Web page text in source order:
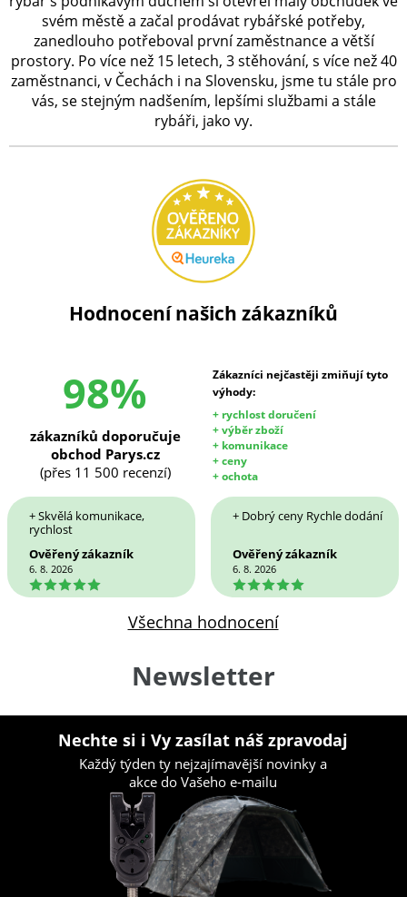
svém městě a začal prodávat rybářské potřeby,
zanedlouho potřeboval první zaměstnance a větší
prostory. Po více než 15 letech, 3 stěhování, s více než 40
zaměstnanci, v Čechách i na Slovensku, jsme tu stále pro
vás, se stejným nadšením, lepšími službami a stále
rybáři, jako vy.
Hodnocení našich zákazníků
98%
Zákazníci nejčastěji zmiňují tyto
výhody:
+ rychlost doručení
+ výběr zboží
+ komunikace
+ ceny
+ ochota
zákazníků doporučuje
obchod Parys.cz
(přes 11 500 recenzí)
+ Skvělá komunikace,
rychlost
Ověřený zákazník
6. 8. 2026
5
+ Dobrý ceny Rychle dodání
Ověřený zákazník
6. 8. 2026
5
Všechna hodnocení
Newsletter
Nechte si i Vy zasílat náš zpravodaj
Každý týden ty nejzajímavější novinky a
akce do Vašeho e-mailu